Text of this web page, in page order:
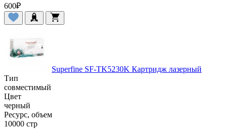
600₽
Superfine SF-TK5230K Картридж лазерный
Тип
совместимый
Цвет
черный
Ресурс, объем
10000 стр